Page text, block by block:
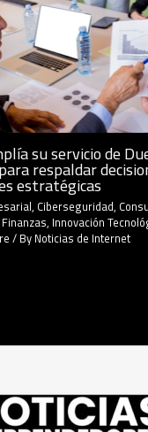
su servicio de
respaldar
estratégicas
, Ciberseguridad,
Finanzas, Innovación
/ ByNoticias de Internet